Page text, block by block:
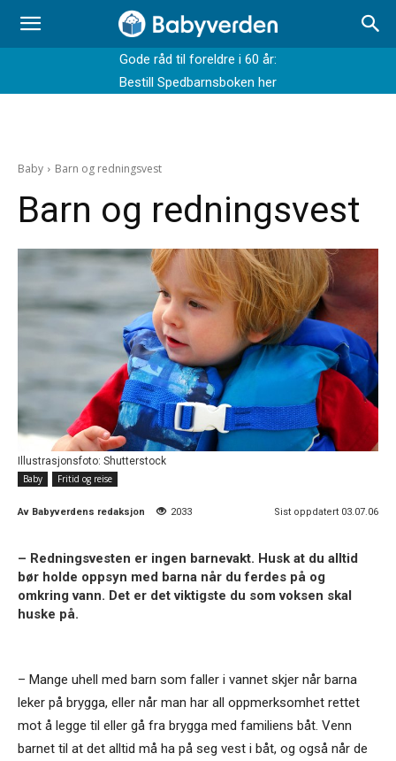
Gode råd til foreldre i 60 år:
Bestill Spedbarnsboken her
Baby Barn og redningsvest
Barn og redningsvest
Illustrasjonsfoto: Shutterstock
Baby
Fritid og reise
Av Babyverdens redaksjon 2033 Sist oppdatert 03.07.06
– Redningsvesten er ingen barnevakt. Husk at du alltid
bør holde oppsyn med barna når du ferdes på og
omkring vann. Det er det viktigste du som voksen skal
huske på.
– Mange uhell med barn som faller i vannet skjer når barna
leker på brygga, eller når man har all oppmerksomhet rettet
mot å legge til eller gå fra brygga med familiens båt. Venn
barnet til at det alltid må ha på seg vest i båt, og også når de